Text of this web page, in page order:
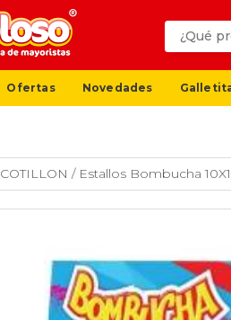
Ofertas Novedades
COTILLON / Estallos Bombucha